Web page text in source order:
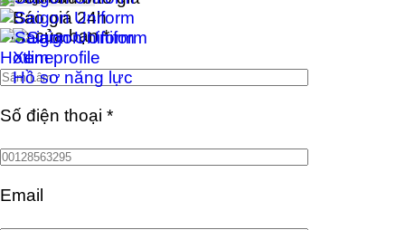
Báo giá 24h
Xem profile
Hồ sơ năng lực
Hotline
Tên của bạn*
Số điện thoại *
Email